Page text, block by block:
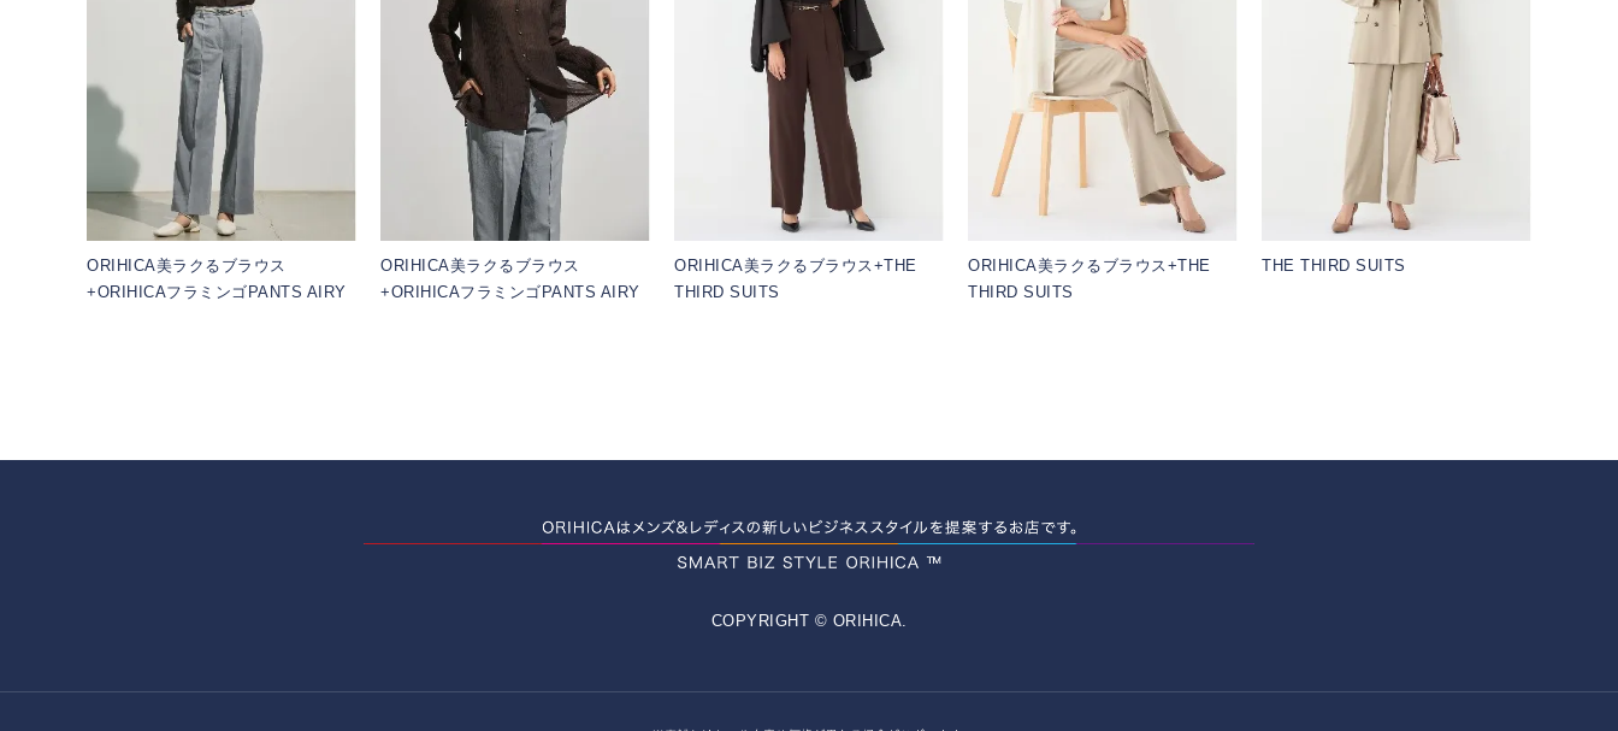
ORIHICA美ラクるブラウス
+ORIHICAフラミンゴPANTS AIRY
ORIHICA美ラクるブラウス
+ORIHICAフラミンゴPANTS AIRY
ORIHICA美ラクるブラウス+THE
THIRD SUITS
ORIHICA美ラクるブラウス+THE
THIRD SUITS
THE THIRD SUITS
COPYRIGHT © ORIHICA.